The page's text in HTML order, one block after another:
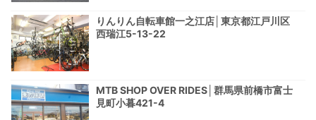
りんりん自転車館一之江店│東京都江戸川区
西瑞江5-13-22
MTB SHOP OVER RIDES│群馬県前橋市富士
見町小暮421-4